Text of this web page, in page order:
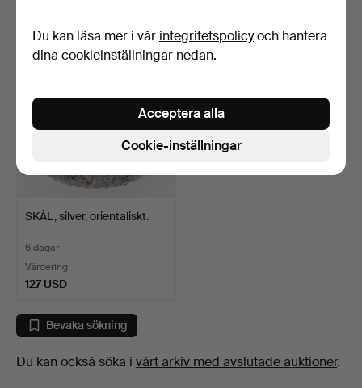
SKÅL, silver, orientaliskt.
6 dagar
Värdering
127 USD
Bevaka sökning
Du kan också söka i vårt arkiv med avslutade auktioner.
Du kan läsa mer i vår integritetspolicyoch hantera
dina cookieinställningar nedan.
Cookie-inställningar
Acceptera alla